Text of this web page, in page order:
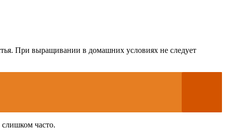
При выращивании в домашних условиях не следует
часто.